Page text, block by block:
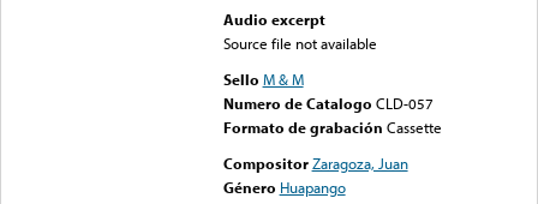
Audio excerpt
Source file not available
Sello M & M
Numero de Catalogo CLD-057
Formato de grabación Cassette
Compositor Zaragoza, Juan
Género Huapango